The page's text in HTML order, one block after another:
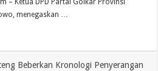
menegaskan …
Beberkan Kronologi Penyerangan